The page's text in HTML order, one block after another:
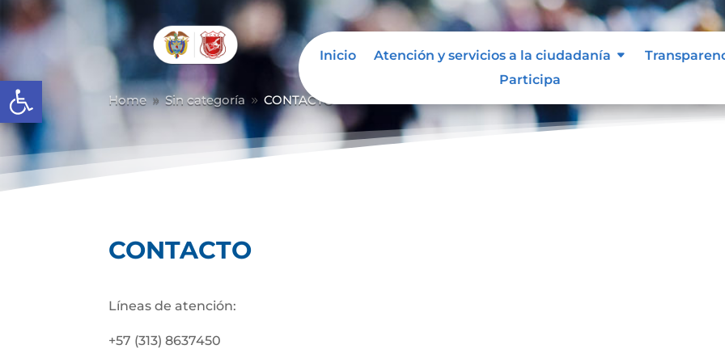
Abrir barra de herramientas
Inicio Atención y servicios a la ciudadanía
Participa
Home 9 Sin categoría 9 CONTACTO
CONTACTO
Líneas de atención:
+57 (313) 8637450